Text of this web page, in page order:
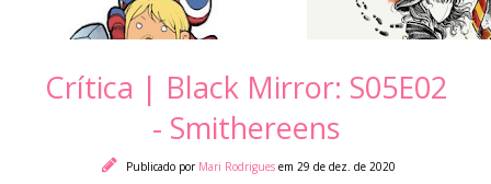
Crítica | Black Mirror: S05E02
- Smithereens
Publicado por Mari Rodrigues em 29 de dez. de 2020